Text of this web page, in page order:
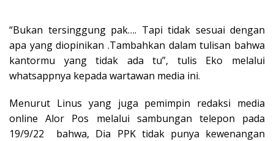
“Bukan tersinggung pak…. Tapi tidak sesuai dengan
apa yang diopinikan .Tambahkan dalam tulisan bahwa
kantormu yang tidak ada tu”, tulis Eko melalui
whatsappnya kepada wartawan media ini.
Menurut Linus yang juga pemimpin redaksi media
online Alor Pos melalui sambungan telepon pada
19/9/22 bahwa, Dia PPK tidak punya kewenangan